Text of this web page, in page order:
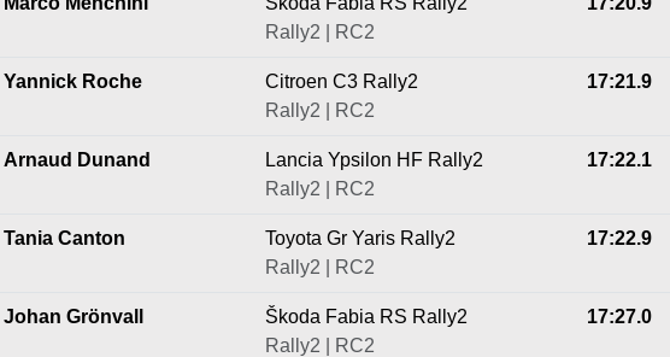
Rally2 | RC2
Yannick Roche
Citroen C3 Rally2
Rally2 | RC2
17:21.9
Arnaud Dunand
Lancia Ypsilon HF Rally2
Rally2 | RC2
17:22.1
Tania Canton
Toyota Gr Yaris Rally2
Rally2 | RC2
17:22.9
Johan Grönvall
Škoda Fabia RS Rally2
Rally2 | RC2
17:27.0